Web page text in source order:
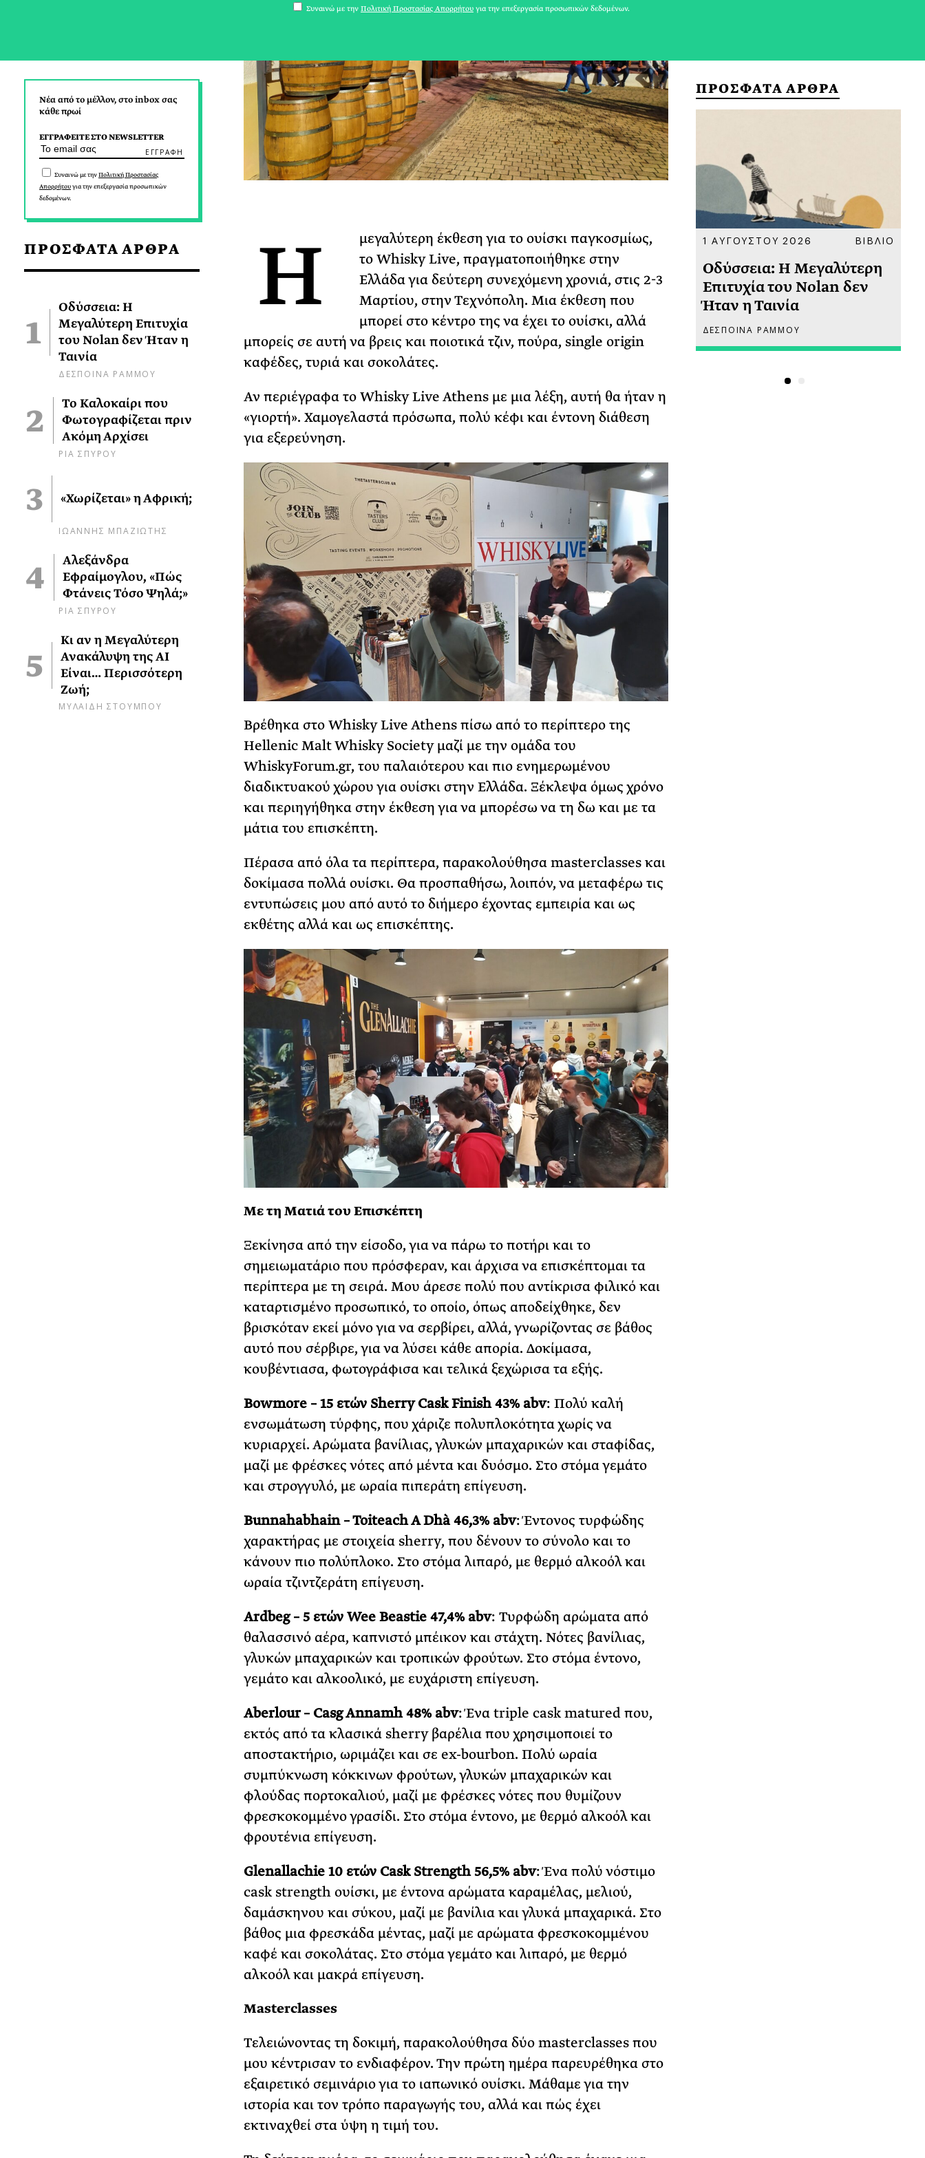
Νέα από το μέλλον, στο inbox σας
κάθε πρωί
ΕΓΓΡΑΦΕΙΤΕ ΣΤΟ NEWSLETTER
Συναινώ με τηνΠολιτική Προστασίας
Απορρήτουγια την επεξεργασία προσωπικών
δεδομένων.
ΠΡΟΣΦΑΤΑ ΑΡΘΡΑ
Οδύσσεια: Η
Μεγαλύτερη Επιτυχία
του Nolan δεν Ήταν η
Ταινία
ΔΕΣΠΟΙΝΑ ΡΑΜΜΟΥ
Το Καλοκαίρι που
Φωτογραφίζεται πριν
Ακόμη Αρχίσει
ΡΙΑ ΣΠΥΡΟΥ
«Χωρίζεται» η Αφρική;
ΙΩΑΝΝΗΣ ΜΠΑΖΙΩΤΗΣ
Αλεξάνδρα
Εφραίμογλου, «Πώς
Φτάνεις Τόσο Ψηλά;»
ΡΙΑ ΣΠΥΡΟΥ
Κι αν η Μεγαλύτερη
Ανακάλυψη της AI
Είναι… Περισσότερη
Ζωή;
ΜΥΛΑΙΔΗ ΣΤΟΥΜΠΟΥ
Η
μεγαλύτερη έκθεση για το ουίσκι παγκοσμίως,
το Whisky Live, πραγματοποιήθηκε στην
Ελλάδα για δεύτερη συνεχόμενη χρονιά, στις 2-3
Μαρτίου, στην Τεχνόπολη. Μια έκθεση που
μπορεί στο κέντρο της να έχει το ουίσκι, αλλά
μπορείς σε αυτή να βρεις και ποιοτικά τζιν, πούρα, single origin
καφέδες, τυριά και σοκολάτες.
Αν περιέγραφα το Whisky Live Athens με μια λέξη, αυτή θα ήταν η
«γιορτή». Χαμογελαστά πρόσωπα, πολύ κέφι και έντονη διάθεση
για εξερεύνηση.
Βρέθηκα στο Whisky Live Athens πίσω από το περίπτερο της
Hellenic Malt Whisky Society μαζί με την ομάδα του
WhiskyForum.gr, του παλαιότερου και πιο ενημερωμένου
διαδικτυακού χώρου για ουίσκι στην Ελλάδα. Ξέκλεψα όμως χρόνο
και περιηγήθηκα στην έκθεση για να μπορέσω να τη δω και με τα
μάτια του επισκέπτη.
Πέρασα από όλα τα περίπτερα, παρακολούθησα masterclasses και
δοκίμασα πολλά ουίσκι. Θα προσπαθήσω, λοιπόν, να μεταφέρω τις
εντυπώσεις μου από αυτό το διήμερο έχοντας εμπειρία και ως
εκθέτης αλλά και ως επισκέπτης.
Με τη Ματιά του Επισκέπτη
Ξεκίνησα από την είσοδο, για να πάρω το ποτήρι και το
σημειωματάριο που πρόσφεραν, και άρχισα να επισκέπτομαι τα
περίπτερα με τη σειρά. Μου άρεσε πολύ που αντίκρισα φιλικό και
καταρτισμένο προσωπικό, το οποίο, όπως αποδείχθηκε, δεν
βρισκόταν εκεί μόνο για να σερβίρει, αλλά, γνωρίζοντας σε βάθος
αυτό που σέρβιρε, για να λύσει κάθε απορία. Δοκίμασα,
κουβέντιασα, φωτογράφισα και τελικά ξεχώρισα τα εξής.
Bowmore – 15 ετών Sherry Cask Finish 43% abv: Πολύ καλή
ενσωμάτωση τύρφης, που χάριζε πολυπλοκότητα χωρίς να
κυριαρχεί. Αρώματα βανίλιας, γλυκών μπαχαρικών και σταφίδας,
μαζί με φρέσκες νότες από μέντα και δυόσμο. Στο στόμα γεμάτο
και στρογγυλό, με ωραία πιπεράτη επίγευση.
Bunnahabhain – Toiteach A Dhà 46,3% abv: Έντονος τυρφώδης
χαρακτήρας με στοιχεία sherry, που δένουν το σύνολο και το
κάνουν πιο πολύπλοκο. Στο στόμα λιπαρό, με θερμό αλκοόλ και
ωραία τζιντζεράτη επίγευση.
Ardbeg – 5 ετών Wee Beastie 47,4% abv: Τυρφώδη αρώματα από
θαλασσινό αέρα, καπνιστό μπέικον και στάχτη. Νότες βανίλιας,
γλυκών μπαχαρικών και τροπικών φρούτων. Στο στόμα έντονο,
γεμάτο και αλκοολικό, με ευχάριστη επίγευση.
Aberlour – Casg Annamh 48% abv: Ένα triple cask matured που,
εκτός από τα κλασικά sherry βαρέλια που χρησιμοποιεί το
αποστακτήριο, ωριμάζει και σε ex-bourbon. Πολύ ωραία
συμπύκνωση κόκκινων φρούτων, γλυκών μπαχαρικών και
φλούδας πορτοκαλιού, μαζί με φρέσκες νότες που θυμίζουν
φρεσκοκομμένο γρασίδι. Στο στόμα έντονο, με θερμό αλκοόλ και
φρουτένια επίγευση.
Glenallachie 10 ετών Cask Strength 56,5% abv: Ένα πολύ νόστιμο
cask strength ουίσκι, με έντονα αρώματα καραμέλας, μελιού,
δαμάσκηνου και σύκου, μαζί με βανίλια και γλυκά μπαχαρικά. Στο
βάθος μια φρεσκάδα μέντας, μαζί με αρώματα φρεσκοκομμένου
καφέ και σοκολάτας. Στο στόμα γεμάτο και λιπαρό, με θερμό
αλκοόλ και μακρά επίγευση.
Masterclasses
Τελειώνοντας τη δοκιμή, παρακολούθησα δύο masterclasses που
μου κέντρισαν το ενδιαφέρον. Την πρώτη ημέρα παρευρέθηκα στο
εξαιρετικό σεμινάριο για το ιαπωνικό ουίσκι. Μάθαμε για την
ιστορία και τον τρόπο παραγωγής του, αλλά και πώς έχει
εκτιναχθεί στα ύψη η τιμή του.
ΠΡΟΣΦΑΤΑ ΑΡΘΡΑ
31 ΙΟΥΛΙΟΥ 2026 ΚΟΙΝΩΝΙΑ
Το Καλοκαίρι που
Φωτογραφίζεται πριν
Ακόμη Αρχίσει
ΡΙΑ ΣΠΥΡΟΥ
1 ΑΥΓΟΥΣΤΟΥ 2026 ΒΙΒΛΙΟ
Οδύσσεια: Η Μεγαλύτερη
Επιτυχία του Nolan δεν
Ήταν η Ταινία
ΔΕΣΠΟΙΝΑ ΡΑΜΜΟΥ
Συναινώ με την Πολιτική Προστασίας Απορρήτου για την επεξεργασία προσωπικών δεδομένων.